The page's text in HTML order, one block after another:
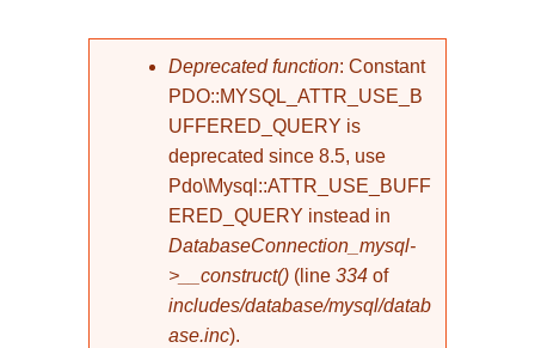
Fehlermeldung
Deprecated function: Constant
PDO::MYSQL_ATTR_USE_B
UFFERED_QUERY is
deprecated since 8.5, use
Pdo\Mysql::ATTR_USE_BUFF
ERED_QUERY instead in
DatabaseConnection_mysql-
>__construct() (line 334 of
includes/database/mysql/datab
ase.inc).